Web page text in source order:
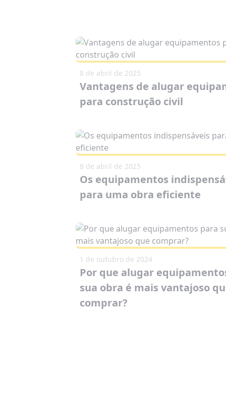
8 de abril de 2025
Vantagens de alugar
para construção civil
8 de abril de 2025
Os equipamentos
para uma obra eficiente
1 de outubro de 2024
Por que alugar
sua obra é mais vantajoso
comprar?